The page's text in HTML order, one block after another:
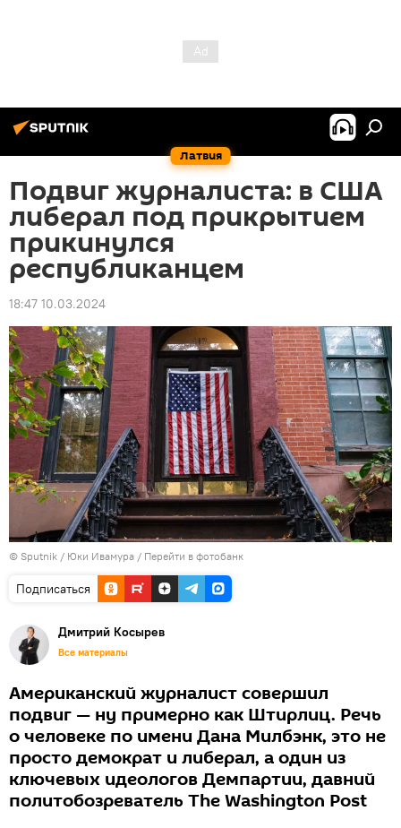
Латвия
Подвиг журналиста: в США
либерал под прикрытием
прикинулся
республиканцем
18:47 10.03.2024
© Sputnik / Юки Ивамура / Перейти в фотобанк
Подписаться
Дмитрий Косырев
Все материалы
Американский журналист совершил
подвиг — ну примерно как Штирлиц. Речь
о человеке по имени Дана Милбэнк, это не
просто демократ и либерал, а один из
ключевых идеологов Демпартии, давний
политобозреватель The Washington Post